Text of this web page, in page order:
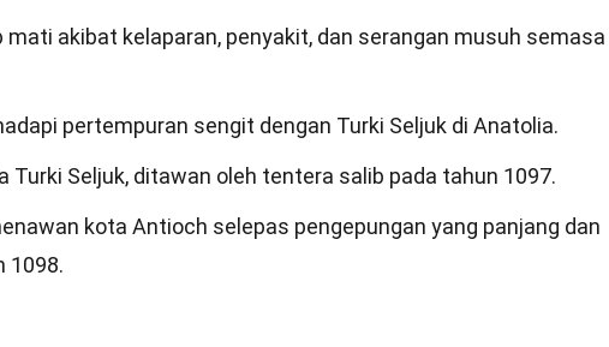
akibat kelaparan, penyakit, dan serangan musuh semasa
pertempuran sengit dengan Turki Seljuk di Anatolia.
Turki Seljuk, ditawan oleh tentera salib pada tahun 1097.
kota Antioch selepas pengepungan yang panjang dan
1098.